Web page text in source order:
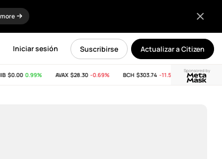
Actualizar a Citizen
Suscribirse
Iniciar sesión
Sponsored by
0.99% AVAX$28.30 -0.69% BCH$303.74 -11.53% LINK$8.19